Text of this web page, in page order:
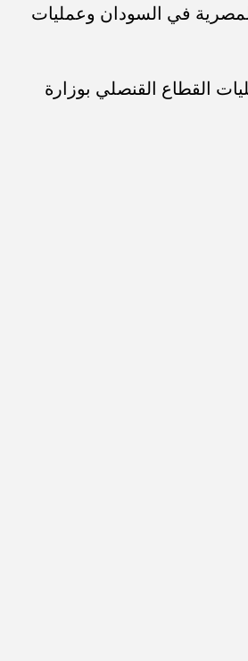
في السودان وعمليات
القطاع القنصلي بوزارة